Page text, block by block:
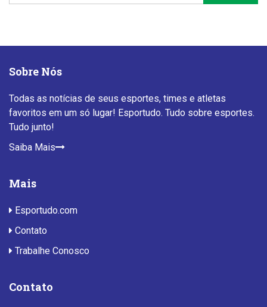
Sobre Nós
Todas as notícias de seus esportes, times e atletas
favoritos em um só lugar! Esportudo. Tudo sobre esportes.
Tudo junto!
Saiba Mais
Mais
Esportudo.com
Contato
Trabalhe Conosco
Contato